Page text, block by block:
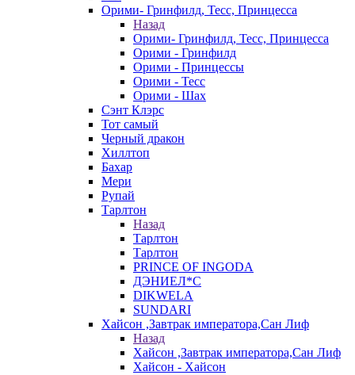
Орими- Гринфилд, Тесс, Принцесса
Назад
Орими- Гринфилд, Тесс, Принцесса
Орими - Гринфилд
Орими - Принцессы
Орими - Тесс
Орими - Шах
Сэнт Клэрс
Тот самый
Черный дракон
Хиллтоп
Бахар
Мери
Рупай
Тарлтон
Назад
Тарлтон
Тарлтон
PRINCE OF INGODA
ДЭНИЕЛ*С
DIKWELA
SUNDARI
Хайсон ,Завтрак императора,Сан Лиф
Назад
Хайсон ,Завтрак императора,Сан Лиф
Хайсон - Хайсон